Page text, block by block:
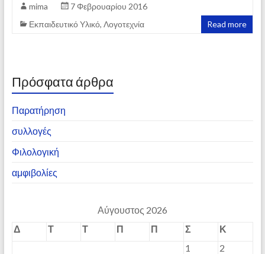
mima
7 Φεβρουαρίου 2016
Εκπαιδευτικό Υλικό, Λογοτεχνία Read more
Πρόσφατα άρθρα
Παρατήρηση
συλλογές
Φιλολογική
αμφιβολίες
Αύγουστος 2026
Δ
Τ Τ Π Π Σ Κ
1
2